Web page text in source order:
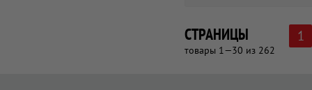
СТРАНИЦЫ
товары 1—30 из 262
1